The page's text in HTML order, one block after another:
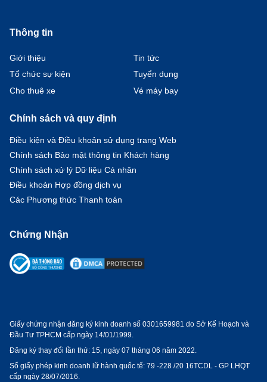
Chứng Nhận
Giấy chứng nhận đăng ký kinh doanh số 0301659981 do Sở Kế Hoạch và
Đầu Tư TPHCM cấp ngày 14/01/1999.
Đăng ký thay đổi lần thứ: 15, ngày 07 tháng 06 năm 2022.
Số giấy phép kinh doanh lữ hành quốc tế: 79 -228 /20 16TCDL - GP LHQT
cấp ngày 28/07/2016.
Thông tin
Giới thiệu
Tổ chức sự kiện
Cho thuê xe
Vé máy bay
Tin tức
Tuyển dụng
Chính sách và quy định
Điều kiện và Điều khoản sử dụng trang Web
Chính sách Bảo mật thông tin Khách hàng
Chính sách xử lý Dữ liệu Cá nhân
Điều khoản Hợp đồng dịch vụ
Các Phương thức Thanh toán